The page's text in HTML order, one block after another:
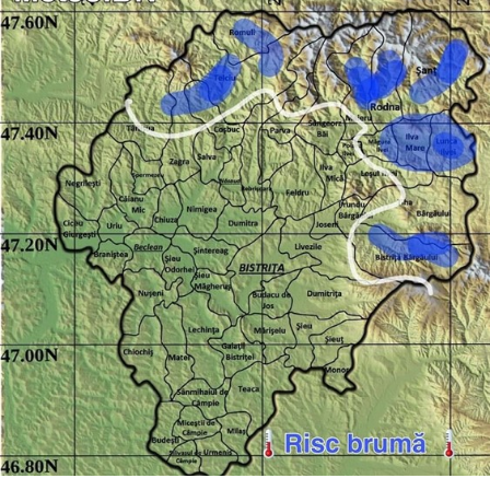
din domeniul forestier din județul Bistrița-Năsăud și nu
numai. Este foarte greu să întrebi în Transilvania pe
cineva despre Liceul silvic de la Năsăud și să nu fi auzit
de el. O parte din absolvenți au continuat studiile și au
devenit ingineri, șefi de ocoale silvice sau direcții silvice
în județul nostru sau în județele învecinateDin dorința
de a întâmpina nevoile de formare locale și zonale ale
tinerilor, școala noastră și-a diversificat în oferta
educațională cu încă 2 calificări, alături de cele silvice și
anume tehnician în protecția și calitatea mediului la
nivel liceal și operator fabricarea și prelucrarea
polimerilor, cea din urmă la solicitarea agenților
economici de profil din NăsăudRepere de excelență și
profesionalism
– În anul 1997 am fost singura școală silvică din
România nominalizată ca școală de resurse în cadrul
primului Proiect PHARE din România, profesorii de
silvicultură fiind autori de Standarde ocupaționale și